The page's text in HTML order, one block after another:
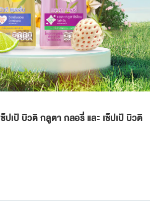
เป้ บิวติ กลูตา กลอรี่ และ เซ็ปเป้ บิวติ